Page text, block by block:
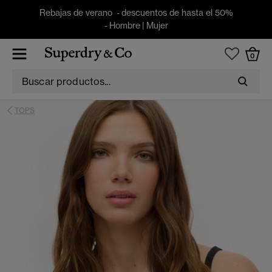
Rebajas de verano - descuentos de hasta el 50%
- Hombre| Mujer
0
TOPS